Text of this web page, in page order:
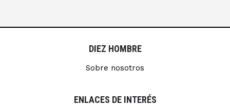
DIEZ HOMBRE
Sobre nosotros
ENLACES DE INTERÉS